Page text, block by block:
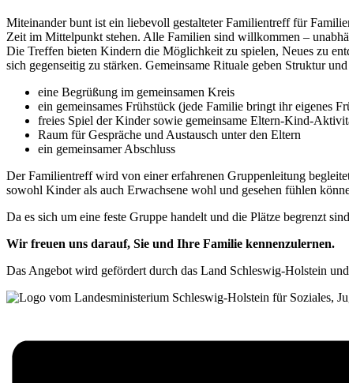
Miteinander bunt ist ein liebevoll gestalteter Familientreff für
Zeit im Mittelpunkt stehen. Alle Familien sind willkommen –
Die Treffen bieten Kindern die Möglichkeit zu spielen, Neues zu
sich gegenseitig zu stärken. Gemeinsame Rituale geben Struktur
eine Begrüßung im gemeinsamen Kreis
ein gemeinsames Frühstück (jede Familie bringt ihr eigenes
freies Spiel der Kinder sowie gemeinsame
Raum für Gespräche und Austausch unter den Eltern
ein gemeinsamer Abschluss
Der Familientreff wird von einer erfahrenen Gruppenleitung
sowohl Kinder als auch Erwachsene wohl und gesehen fühlen
Da es sich um eine feste Gruppe handelt und die Plätze begrenzt
Wir freuen uns darauf, Sie und Ihre Familie kennenzulernen.
Das Angebot wird gefördert durch das Land Schleswig-Holstein